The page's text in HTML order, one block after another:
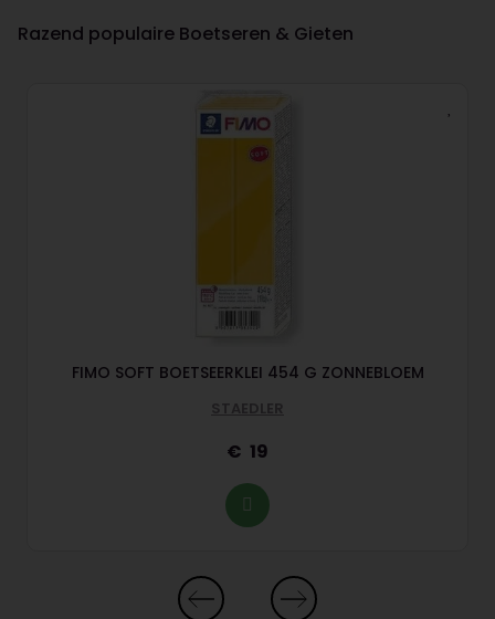
Razend populaire Boetseren & Gieten
FIMO SOFT BOETSEERKLEI 454 G ZONNEBLOEM
STAEDLER
19